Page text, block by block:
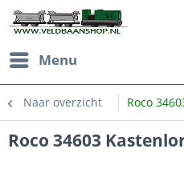
Menu
Naar overzicht Roco
Roco 34603